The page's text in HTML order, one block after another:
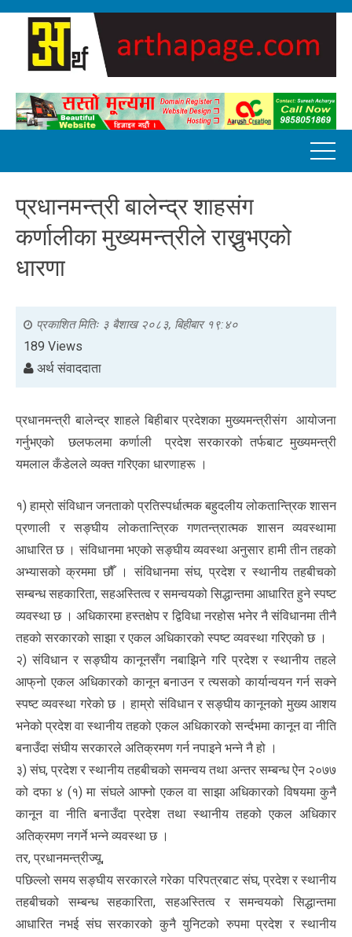
प्रधानमन्त्री बालेन्द्र शाहसंग
कर्णालीका मुख्यमन्त्रीले राख्नुभएको
धारणा
प्रकाशित मितिः ३ बैशाख २०८३, बिहीबार १९:४०
189 Views
अर्थ संवाददाता
प्रधानमन्त्री बालेन्द्र शाहले बिहीबार प्रदेशका मुख्यमन्त्रीसंग आयोजना
गर्नुभएको छलफलमा कर्णाली प्रदेश सरकारको तर्फबाट मुख्यमन्त्री
यमलाल कँडेलले व्यक्त गरिएका धारणाहरू ।
१) हाम्रो संविधान जनताको प्रतिस्पर्धात्मक बहुदलीय लोकतान्त्रिक शासन
प्रणाली र सङ्घीय लोकतान्त्रिक गणतन्त्रात्मक शासन व्यवस्थामा
आधारित छ । संविधानमा भएको सङ्घीय व्यवस्था अनुसार हामी तीन तहको
अभ्यासको क्रममा छौँ । संविधानमा संघ, प्रदेश र स्थानीय तहबीचको
सम्बन्ध सहकारिता, सहअस्तित्व र समन्वयको सिद्धान्तमा आधारित हुने स्पष्ट
व्यवस्था छ । अधिकारमा हस्तक्षेप र द्विविधा नरहोस भनेर नै संविधानमा तीनै
तहको सरकारको साझा र एकल अधिकारको स्पष्ट व्यवस्था गरिएको छ ।
२) संविधान र सङ्घीय कानूनसँग नबाझिने गरि प्रदेश र स्थानीय तहले
आफ्‌नो एकल अधिकारको कानून बनाउन र त्यसको कार्यान्वयन गर्न सक्ने
स्पष्ट व्यवस्था गरेको छ । हाम्रो संविधान र सङ्घीय कानूनको मुख्य आशय
भनेको प्रदेश वा स्थानीय तहको एकल अधिकारको सर्न्दभमा कानून वा नीति
बनाउँदा संघीय सरकारले अतिक्रमण गर्न नपाइने भन्ने नै हो ।
३) संघ, प्रदेश र स्थानीय तहबीचको समन्वय तथा अन्तर सम्बन्ध ऐन २०७७
को दफा ४ (१) मा संघले आफ्नो एकल वा साझा अधिकारको विषयमा कुनै
कानून वा नीति बनाउँदा प्रदेश तथा स्थानीय तहको एकल अधिकार
अतिक्रमण नगर्ने भन्ने व्यवस्था छ ।
तर, प्रधानमन्त्रीज्यू,
पछिल्लो समय सङ्घीय सरकारले गरेका परिपत्रबाट संघ, प्रदेश र स्थानीय
तहबीचको सम्बन्ध सहकारिता, सहअस्तित्व र समन्वयको सिद्धान्तमा
आधारित नभई संघ सरकारको कुनै युनिटको रुपमा प्रदेश र स्थानीय